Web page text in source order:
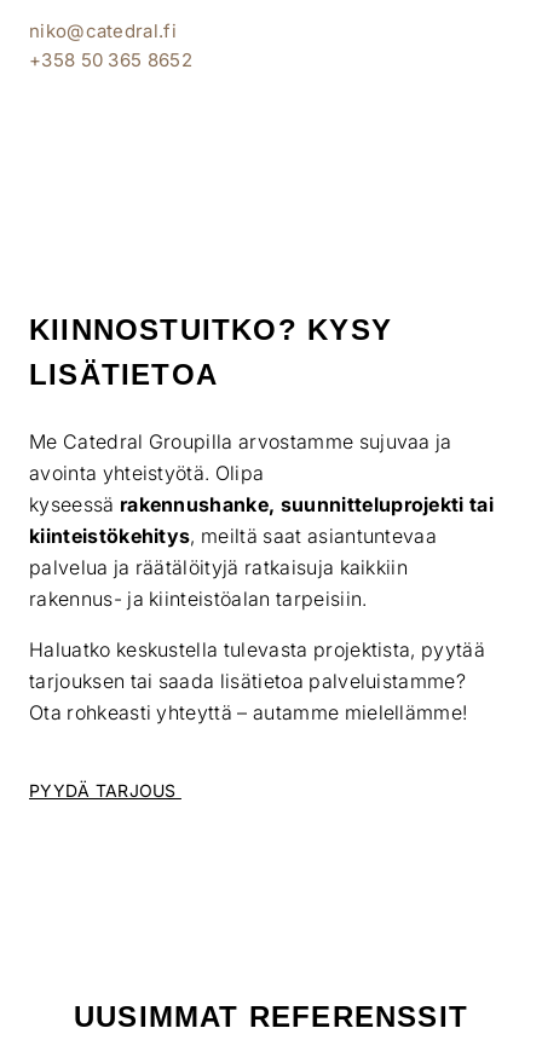
niko@catedral.fi
+358 50 365 8652
KIINNOSTUITKO? KYSY
LISÄTIETOA
Me Catedral Groupilla arvostamme sujuvaa ja
avointa yhteistyötä. Olipa
kyseessä rakennushanke, suunnitteluprojekti tai
kiinteistökehitys, meiltä saat asiantuntevaa
palvelua ja räätälöityjä ratkaisuja kaikkiin
rakennus- ja kiinteistöalan tarpeisiin.
Haluatko keskustella tulevasta projektista, pyytää
tarjouksen tai saada lisätietoa palveluistamme?
Ota rohkeasti yhteyttä – autamme mielellämme!
PYYDÄ TARJOUS
UUSIMMAT REFERENSSIT